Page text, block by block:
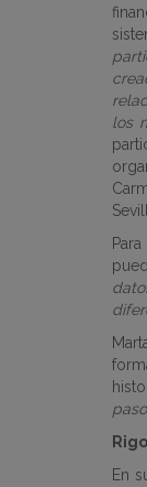
los
En